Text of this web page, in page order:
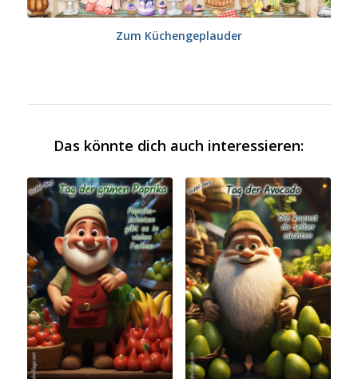
Zum Küchengeplauder
Das könnte dich auch interessieren: